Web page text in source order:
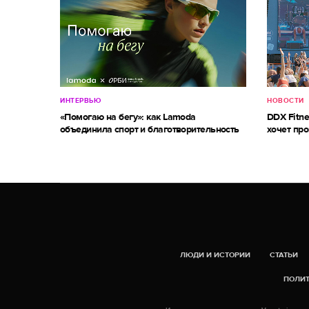
ИНТЕРВЬЮ
«Помогаю на бегу»: как Lamoda
объединила спорт и благотворительность
НОВОСТИ
DDX
хочет
ЛЮДИ И ИСТОРИИ СТАТЬИ